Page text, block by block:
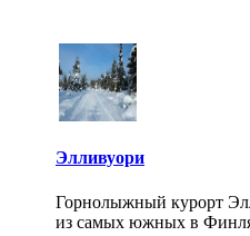
Элливуори
Горнолыжный курорт
из самых южных в